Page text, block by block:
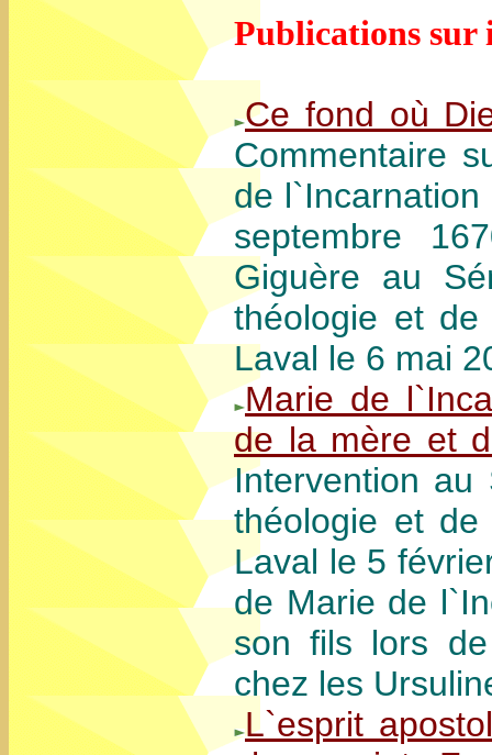
Publications sur
Ce fond où
Commentaire
de
septembre
Giguère au
théologie et de
Laval le 6 mai
Marie de
de la mère et
Intervention
théologie et de
Laval le 5
de Marie de
son fils lors
chez les
L`esprit